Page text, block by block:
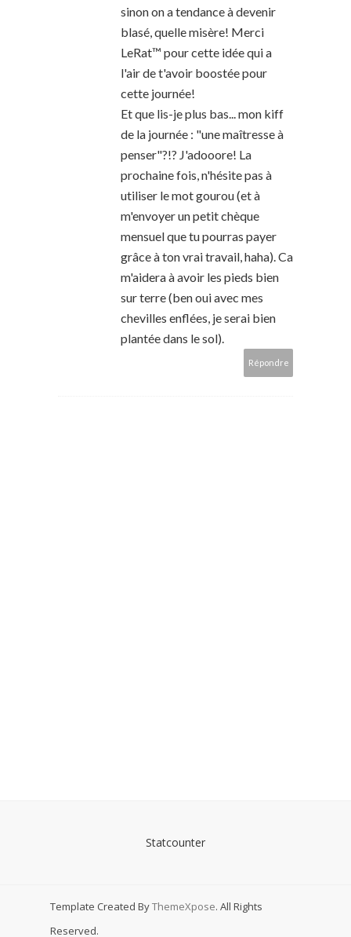
sinon on a tendance à devenir
blasé, quelle misère! Merci
LeRat™ pour cette idée qui a
l'air de t'avoir boostée pour
cette journée!
Et que lis-je plus bas... mon kiff
de la journée : "une maîtresse à
penser"?!? J'adooore! La
prochaine fois, n'hésite pas à
utiliser le mot gourou (et à
m'envoyer un petit chèque
mensuel que tu pourras payer
grâce à ton vrai travail, haha). Ca
m'aidera à avoir les pieds bien
sur terre (ben oui avec mes
chevilles enflées, je serai bien
plantée dans le sol).
Répondre
Statcounter
Template Created ByThemeXpose. All Rights
Reserved.